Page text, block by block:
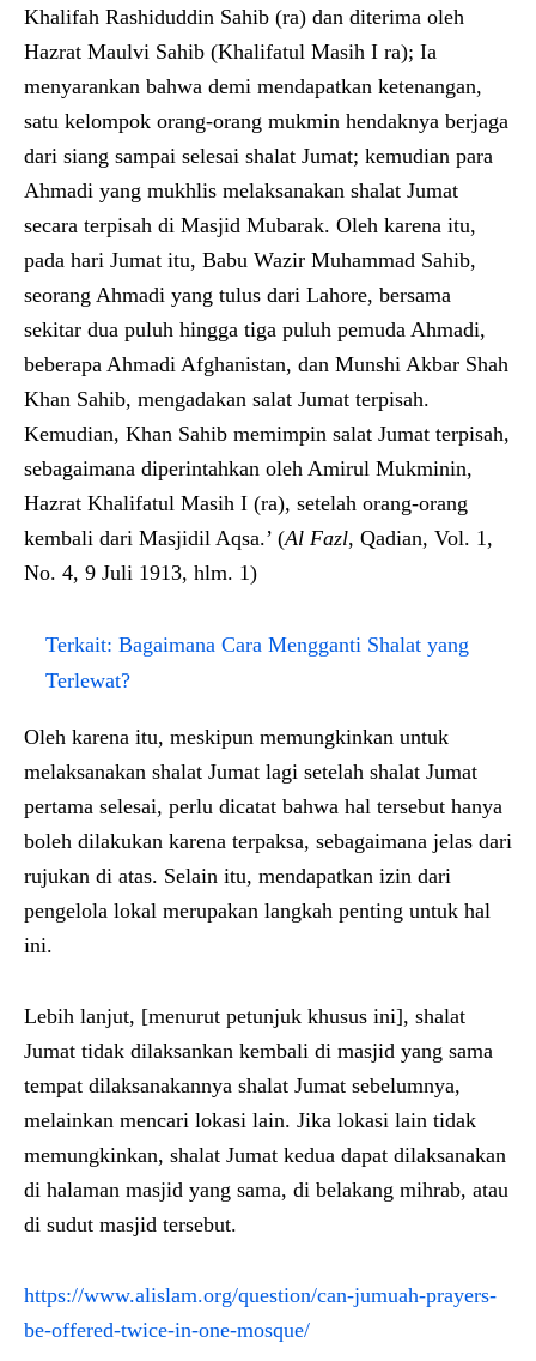
Khalifah Rashiduddin Sahib (ra) dan diterima oleh
Hazrat Maulvi Sahib (Khalifatul Masih I ra); Ia
menyarankan bahwa demi mendapatkan ketenangan,
satu kelompok orang-orang mukmin hendaknya berjaga
dari siang sampai selesai shalat Jumat; kemudian para
Ahmadi yang mukhlis melaksanakan shalat Jumat
secara terpisah di Masjid Mubarak. Oleh karena itu,
pada hari Jumat itu, Babu Wazir Muhammad Sahib,
seorang Ahmadi yang tulus dari Lahore, bersama
sekitar dua puluh hingga tiga puluh pemuda Ahmadi,
beberapa Ahmadi Afghanistan, dan Munshi Akbar Shah
Khan Sahib, mengadakan salat Jumat terpisah.
Kemudian, Khan Sahib memimpin salat Jumat terpisah,
sebagaimana diperintahkan oleh Amirul Mukminin,
Hazrat Khalifatul Masih I (ra), setelah orang-orang
kembali dari Masjidil Aqsa.’ (Al Fazl, Qadian, Vol. 1,
No. 4, 9 Juli 1913, hlm. 1)
Terkait: Bagaimana Cara Mengganti Shalat yang
Terlewat?
Oleh karena itu, meskipun memungkinkan untuk
melaksanakan shalat Jumat lagi setelah shalat Jumat
pertama selesai, perlu dicatat bahwa hal tersebut hanya
boleh dilakukan karena terpaksa, sebagaimana jelas dari
rujukan di atas. Selain itu, mendapatkan izin dari
pengelola lokal merupakan langkah penting untuk hal
ini.
Lebih lanjut, [menurut petunjuk khusus ini], shalat
Jumat tidak dilaksankan kembali di masjid yang sama
tempat dilaksanakannya shalat Jumat sebelumnya,
melainkan mencari lokasi lain. Jika lokasi lain tidak
memungkinkan, shalat Jumat kedua dapat dilaksanakan
di halaman masjid yang sama, di belakang mihrab, atau
di sudut masjid tersebut.
https://www.alislam.org/question/can-jumuah-prayers-
be-offered-twice-in-one-mosque/